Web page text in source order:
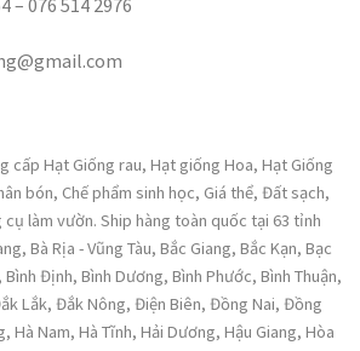
cấp Hạt Giống rau, Hạt giống Hoa, Hạt Giống
bón, Chế phẩm sinh học, Giá thể, Đất sạch,
làm vườn. Ship hàng toàn quốc tại 63 tỉnh
Bà Rịa - Vũng Tàu, Bắc Giang, Bắc Kạn, Bạc
Bình Định, Bình Dương, Bình Phước, Bình Thuận,
Lắk, Đắk Nông, Điện Biên, Đồng Nai, Đồng
Hà Nam, Hà Tĩnh, Hải Dương, Hậu Giang, Hòa